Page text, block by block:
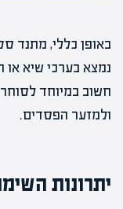
באופן כללי, מתנד
נמצא בערכי שיא או
חשוב במיוחד
ולמזער הפסדים.
יתרונות